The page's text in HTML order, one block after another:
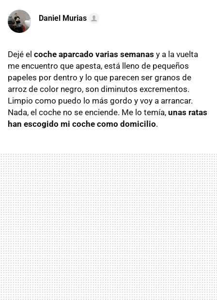
Daniel Murias
Dejé el coche aparcado varias semanas y a la vuelta
me encuentro que apesta, está lleno de pequeños
papeles por dentro y lo que parecen ser granos de
arroz de color negro, son diminutos excrementos.
Limpio como puedo lo más gordo y voy a arrancar.
Nada, el coche no se enciende. Me lo temía, unas ratas
han escogido mi coche como domicilio.